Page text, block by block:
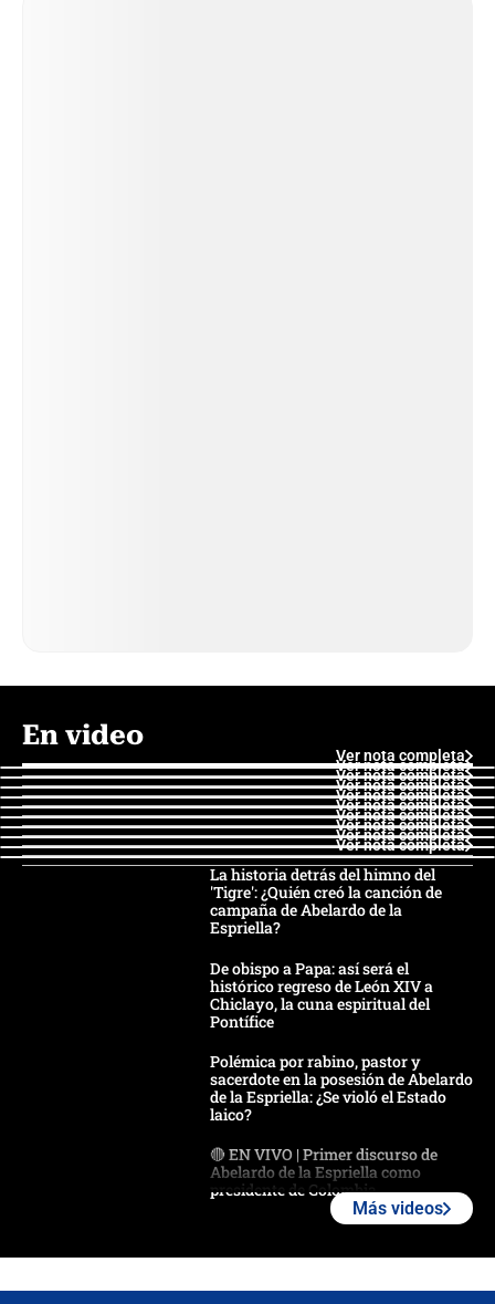
En video
Ver nota completa
Ver nota completa
Ver nota completa
Ver nota completa
Ver nota completa
Ver nota completa
Ver nota completa
Ver nota completa
Ver nota completa
Ver nota completa
La historia detrás del himno del
'Tigre': ¿Quién creó la canción de
campaña de Abelardo de la
Espriella?
De obispo a Papa: así será el
histórico regreso de León XIV a
Chiclayo, la cuna espiritual del
Pontífice
Polémica por rabino, pastor y
sacerdote en la posesión de Abelardo
de la Espriella: ¿Se violó el Estado
laico?
🔴 EN VIVO | Primer discurso de
Abelardo de la Espriella como
presidente de Colombia
Más videos